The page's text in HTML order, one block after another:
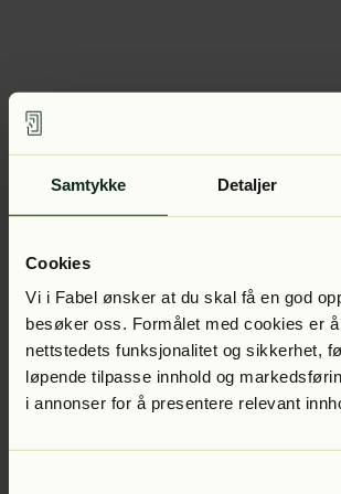
Samtykke Detaljer
Cookies
Vi i Fabel ønsker at du skal få en god
besøker oss. Formålet med cookies er
nettstedets funksjonalitet og sikkerhet,
løpende tilpasse innhold og
i annonser for å presentere relevant